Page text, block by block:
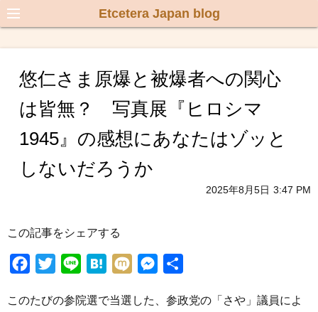
Etcetera Japan blog
悠仁さま原爆と被爆者への関心
は皆無？ 写真展『ヒロシマ
1945』の感想にあなたはゾッと
しないだろうか
2025年8月5日 3:47 PM
この記事をシェアする
c
i
n
H
t
M
x
s
このたびの参院選で当選した、参政党の「さや」議員によ